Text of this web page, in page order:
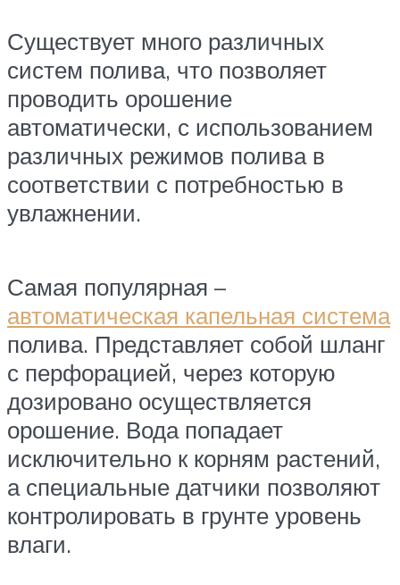
Существует много различных
систем полива, что позволяет
проводить орошение
автоматически, с использованием
различных режимов полива в
соответствии с потребностью в
увлажнении.
Самая популярная –
автоматическая капельная система
полива. Представляет собой шланг
с перфорацией, через которую
дозировано осуществляется
орошение. Вода попадает
исключительно к корням растений,
а специальные датчики позволяют
контролировать в грунте уровень
влаги.